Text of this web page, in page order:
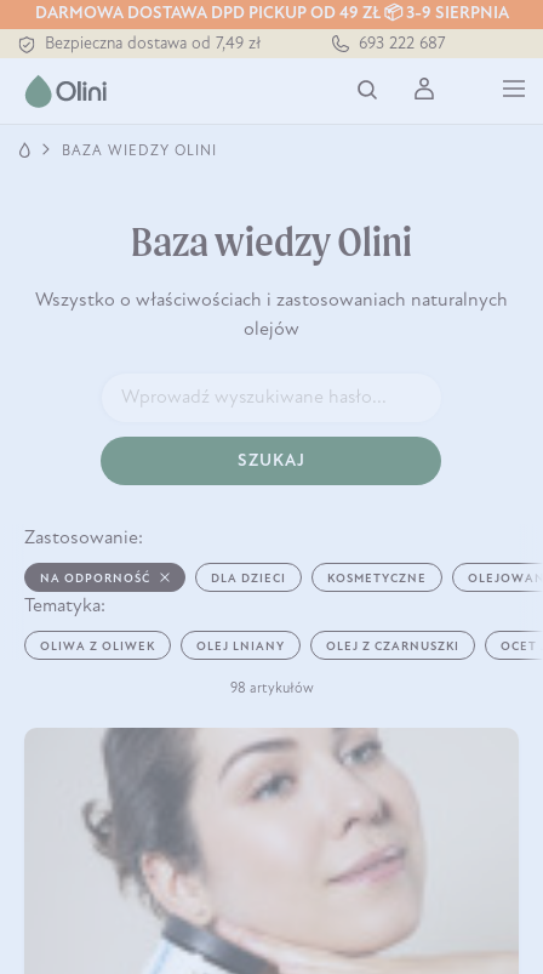
DARMOWA DOSTAWA DPD PICKUP OD 49 ZŁ 📦 3-9 SIERPNIA
Tłoczony zawsze na zimno
Bezpieczna dostawa od 7,49 zł
Tłoczony zawsze na zimno
693 222 687
BAZA WIEDZY OLINI
Baza wiedzy Olini
Wszystko o właściwościach i zastosowaniach naturalnych
olejów
SZUKAJ
Zastosowanie:
NA ODPORNOŚĆ DLA DZIECI KOSMETYCZNE
Tematyka:
OLIWA Z OLIWEK OLEJ LNIANY OLEJ Z CZARNUSZKI OCET
98 artykułów